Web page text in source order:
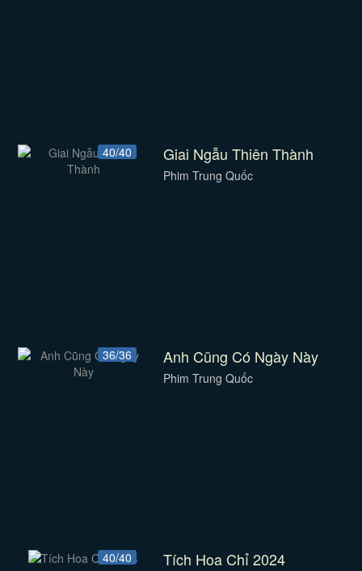
40/40 Giai Ngẫu Thiên Thành
Phim Trung Quốc
36/36 Anh Cũng Có Ngày Này
Phim Trung Quốc
40/40 Tích Hoa Chỉ 2024